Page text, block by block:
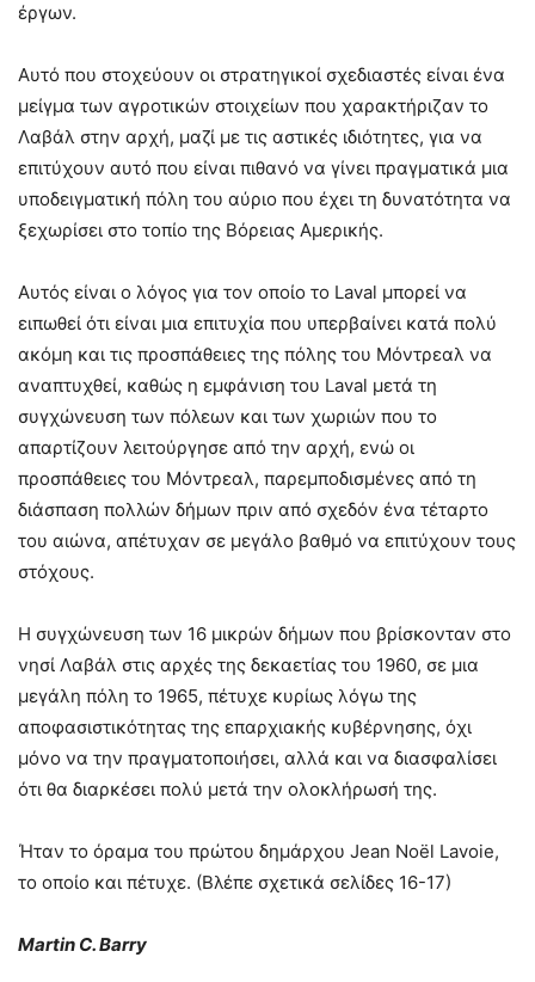
έργων.
Αυτό που στοχεύουν οι στρατηγικοί σχεδιαστές είναι ένα
μείγμα των αγροτικών στοιχείων που χαρακτήριζαν το
Λαβάλ στην αρχή, μαζί με τις αστικές ιδιότητες, για να
επιτύχουν αυτό που είναι πιθανό να γίνει πραγματικά μια
υποδειγματική πόλη του αύριο που έχει τη δυνατότητα να
ξεχωρίσει στο τοπίο της Βόρειας Αμερικής.
Αυτός είναι ο λόγος για τον οποίο το Laval μπορεί να
ειπωθεί ότι είναι μια επιτυχία που υπερβαίνει κατά πολύ
ακόμη και τις προσπάθειες της πόλης του Μόντρεαλ να
αναπτυχθεί, καθώς η εμφάνιση του Laval μετά τη
συγχώνευση των πόλεων και των χωριών που το
απαρτίζουν λειτούργησε από την αρχή, ενώ οι
προσπάθειες του Μόντρεαλ, παρεμποδισμένες από τη
διάσπαση πολλών δήμων πριν από σχεδόν ένα τέταρτο
του αιώνα, απέτυχαν σε μεγάλο βαθμό να επιτύχουν τους
στόχους.
Η συγχώνευση των 16 μικρών δήμων που βρίσκονταν στο
νησί Λαβάλ στις αρχές της δεκαετίας του 1960, σε μια
μεγάλη πόλη το 1965, πέτυχε κυρίως λόγω της
αποφασιστικότητας της επαρχιακής κυβέρνησης, όχι
μόνο να την πραγματοποιήσει, αλλά και να διασφαλίσει
ότι θα διαρκέσει πολύ μετά την ολοκλήρωσή της.
Ήταν το όραμα του πρώτου δημάρχου Jean Noël Lavoie,
το οποίο και πέτυχε. (Βλέπε σχετικά σελίδες 16-17)
Martin C. Barry